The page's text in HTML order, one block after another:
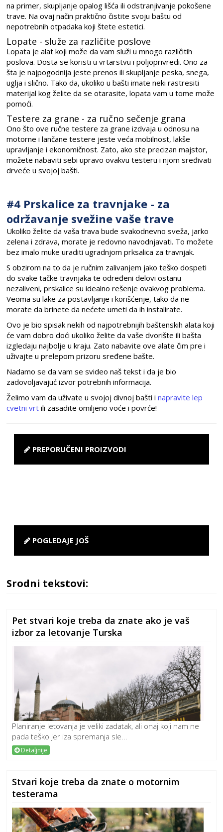
na primer, skupljanje opalog lišća ili odstranjivanje pokošene
trave. Na ovaj način praktično čistite svoju baštu od
nepotrebnih otpadaka koji štete estetici.
Lopate - služe za različite poslove
Lopata je alat koji može da vam služi u mnogo različitih
poslova. Dosta se koristi u vrtarstvu i poljoprivredi. Ono za
šta je najpogodnija jeste prenos ili skupljanje peska, snega,
uglja i slično. Tako da, ukoliko u bašti imate neki rastresiti
materijal kog želite da se otarasite, lopata vam u tome može
pomoći.
Testere za grane - za ručno sečenje grana
Ono što ove ručne testere za grane izdvaja u odnosu na
motorne i lančane testere jeste veća mobilnost, lakše
upravljanje i ekonomičnost. Zato, ako ste precizan majstor,
možete nabaviti sebi upravo ovakvu testeru i njom sređivati
drveće u svojoj bašti.
#4 Prskalice za travnjake - za
održavanje svežine vaše trave
Ukoliko želite da vaša trava bude svakodnevno sveža, jarko
zelena i zdrava, morate je redovno navodnjavati. To možete
bez imalo muke uraditi ugradnjom prksalica za travnjak.
S obzirom na to da je ručnim zalivanjem jako teško dospeti
do svake tačke travnjaka te određeni delovi ostanu
nezaliveni, prskalice su idealno rešenje ovakvog problema.
Veoma su lake za postavljanje i korišćenje, tako da ne
morate da brinete da nećete umeti da ih instalirate.
Ovo je bio spisak nekih od najpotrebnijih baštenskih alata koji
će vam dobro doći ukoliko želite da vaše dvorište ili bašta
izgledaju najbolje u kraju. Zato nabavite ove alate čim pre i
uživajte u prelepom prizoru sređene bašte.
Nadamo se da vam se svideo naš tekst i da je bio
zadovoljavajuć izvor potrebnih informacija.
Želimo vam da uživate u svojoj divnoj bašti inapravite lep
cvetni vrt ili zasadite omiljeno voće i povrće!
PREPORUČENI PROIZVODI
POGLEDAJE JOŠ
Srodni tekstovi:
Pet stvari koje treba da znate ako je vaš
izbor za letovanje Turska
Planiranje letovanja je veliki zadatak, ali onaj koji nam ne
pada teško jer iza spremanja sle...
Detaljnije
Stvari koje treba da znate o motornim
testerama